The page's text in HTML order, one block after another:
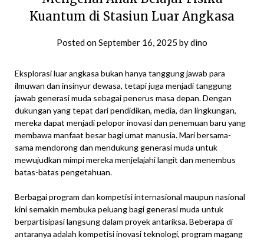
Kuantum di Stasiun Luar Angkasa
Posted onSeptember 16, 2025 bydino
Eksplorasi luar angkasa bukan hanya tanggung jawab para
ilmuwan dan insinyur dewasa, tetapi juga menjadi tanggung
jawab generasi muda sebagai penerus masa depan. Dengan
dukungan yang tepat dari pendidikan, media, dan lingkungan,
mereka dapat menjadi pelopor inovasi dan penemuan baru yang
membawa manfaat besar bagi umat manusia. Mari bersama-
sama mendorong dan mendukung generasi muda untuk
mewujudkan mimpi mereka menjelajahi langit dan menembus
batas-batas pengetahuan.
Berbagai program dan kompetisi internasional maupun nasional
kini semakin membuka peluang bagi generasi muda untuk
berpartisipasi langsung dalam proyek antariksa. Beberapa di
antaranya adalah kompetisi inovasi teknologi, program magang